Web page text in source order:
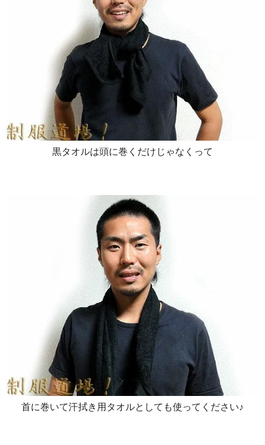
黒タオルは頭に巻くだけじゃなくって
首に巻いて汗拭き用タオルとしても使ってください♪